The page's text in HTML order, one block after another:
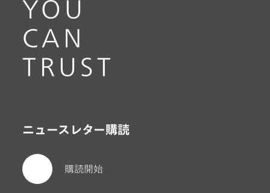
YOU
CAN
TRUST
ニュースレター購読
購読開始